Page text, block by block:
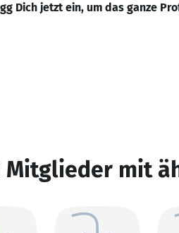
Dich jetzt ein, um das ganze
Mitglieder mit